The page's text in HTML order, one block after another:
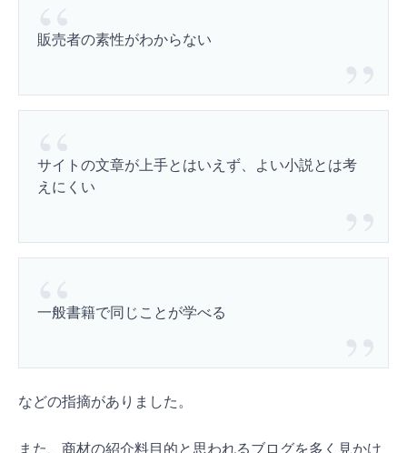
販売者の素性がわからない
サイトの文章が上手とはいえず、よい小説とは考
えにくい
一般書籍で同じことが学べる
などの指摘がありました。
また、商材の紹介料目的と思われるブログを多く見かけ